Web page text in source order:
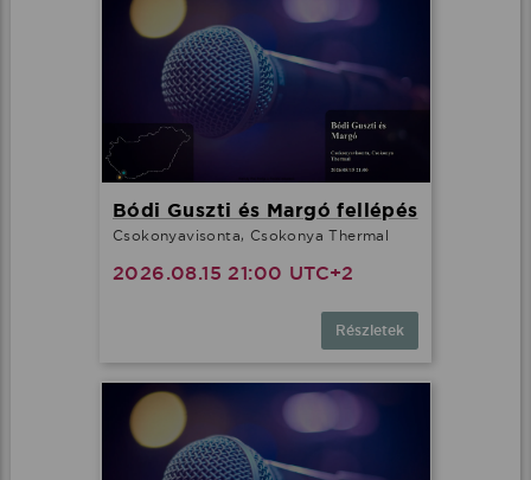
Bódi Guszti és Margó fellépés
Csokonyavisonta, Csokonya Thermal
2026.08.15 21:00 UTC+2
Részletek